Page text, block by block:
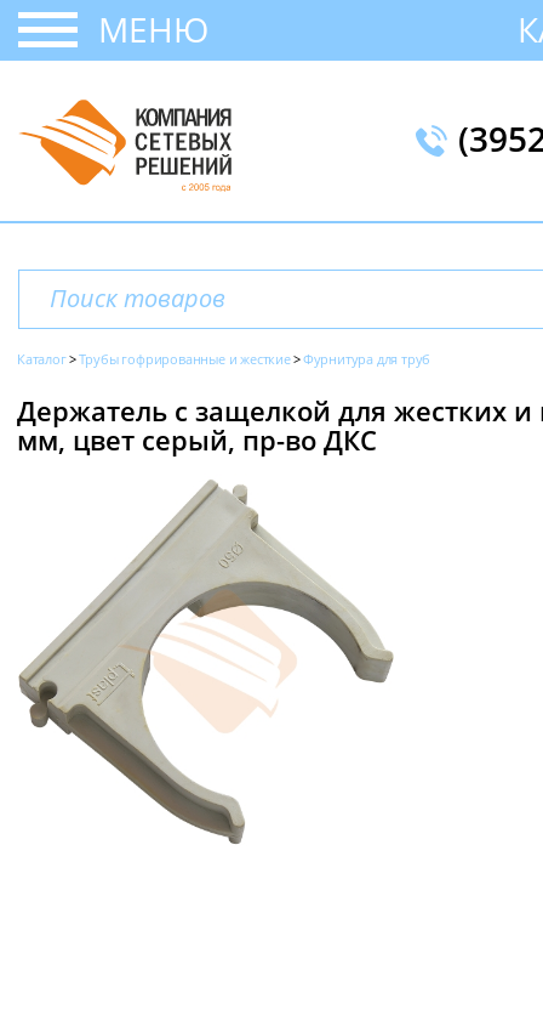
МЕНЮ
Каталог Трубы гофрированные и жесткие Фурнитура для труб
Держатель с защелкой для жестких
мм, цвет серый, пр-во ДКС